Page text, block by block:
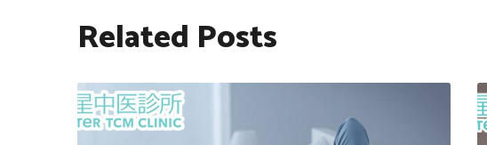
Related Posts